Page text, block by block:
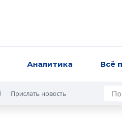
Аналитика Всё
Прислать новость